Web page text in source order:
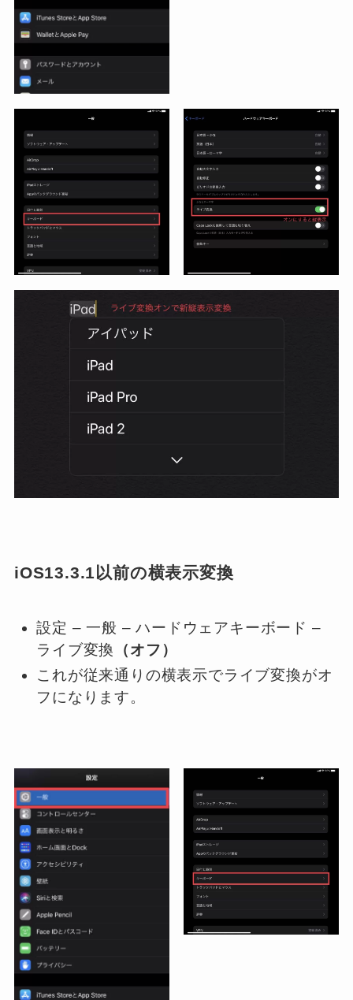
iOS13.3.1以前の横表示変換
設定 –一般 –ハードウェアキーボード –
ライブ変換
（オフ）
これが従来通りの横表示でライブ変換がオ
フになります。